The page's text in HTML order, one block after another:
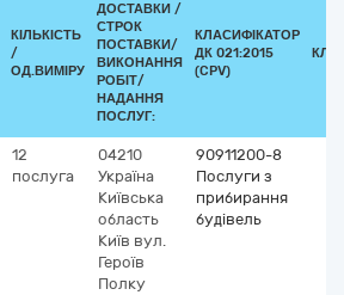
КІЛЬКІСТЬ
/
ОД.ВИМІРУ
ДОСТАВКИ /
СТРОК
ПОСТАВКИ/
ВИКОНАННЯ
РОБІТ/
НАДАННЯ
ПОСЛУГ:
КЛАСИФІКАТОР
ДК 021:2015
(CPV)
12
послуга
04210
Україна
Київська
область
Київ вул.
Героїв
Полку
90911200-8
Послуги з
прибирання
будівель